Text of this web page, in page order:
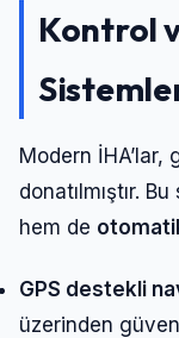
Kontrol
Modern
donatılmıştır.
hem de
GPS destekli
üzerinden